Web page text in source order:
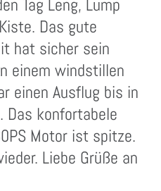
Tag Leng, Lump
Das gute
hat sicher sein
einem windstillen
einen Ausflug bis in
Das konfortabele
Motor ist spitze.
Liebe Grüße an